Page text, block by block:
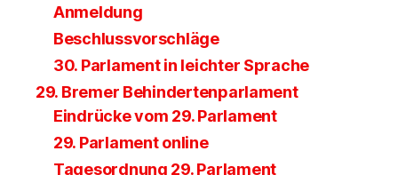
Anmeldung
Beschlussvorschläge
30. Parlament in leichter Sprache
29. Bremer Behindertenparlament
Eindrücke vom 29. Parlament
29. Parlament online
Tagesordnung 29. Parlament